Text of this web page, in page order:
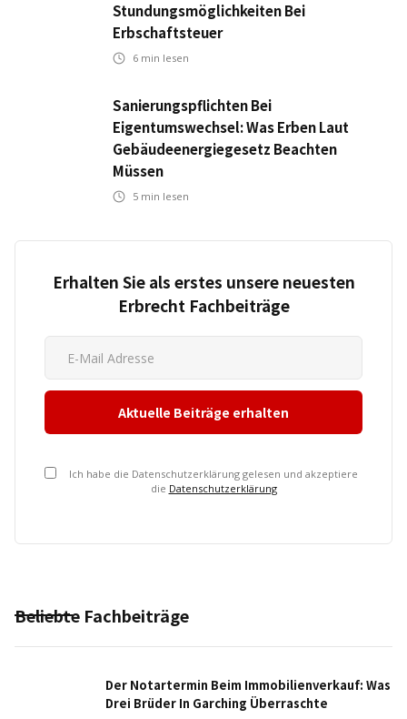
Stundungsmöglichkeiten Bei
Erbschaftsteuer
6 min lesen
Sanierungspflichten Bei
Eigentumswechsel: Was Erben Laut
Gebäudeenergiegesetz Beachten
Müssen
5 min lesen
Erhalten Sie als erstes unsere neuesten
Erbrecht Fachbeiträge
Ich habe die Datenschutzerklärung gelesen und akzeptiere
die Datenschutzerklärung
Beliebte Fachbeiträge
Der Notartermin Beim Immobilienverkauf: Was
Drei Brüder In Garching Überraschte